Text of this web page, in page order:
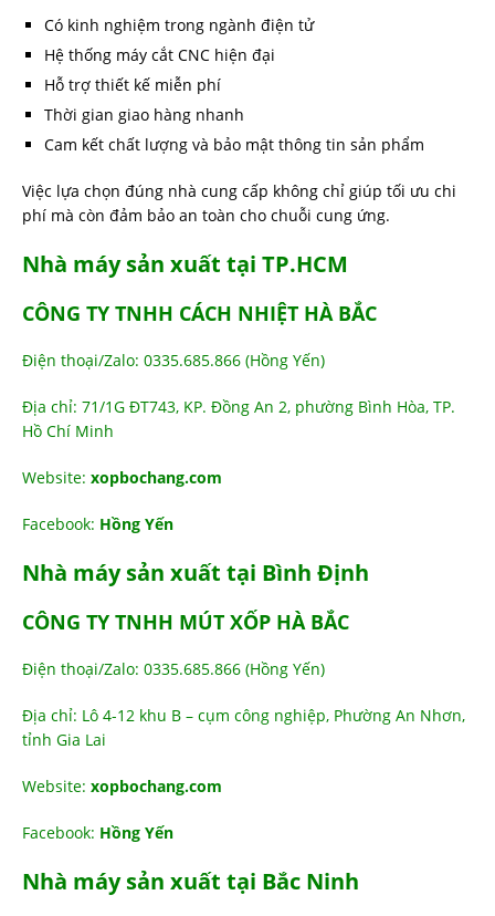
Có kinh nghiệm trong ngành điện tử
Hệ thống máy cắt CNC hiện đại
Hỗ trợ thiết kế miễn phí
Thời gian giao hàng nhanh
Cam kết chất lượng và bảo mật thông tin sản phẩm
Việc lựa chọn đúng nhà cung cấp không chỉ giúp tối ưu chi
phí mà còn đảm bảo an toàn cho chuỗi cung ứng.
Nhà máy sản xuất tại TP.HCM
CÔNG TY TNHH CÁCH NHIỆT HÀ BẮC
Điện thoại/Zalo: 0335.685.866 (Hồng Yến)
Địa chỉ: 71/1G ĐT743, KP. Đồng An 2, phường Bình Hòa, TP.
Hồ Chí Minh
Website: xopbochang.com
Facebook: Hồng Yến
Nhà máy sản xuất tại Bình Định
CÔNG TY TNHH MÚT XỐP HÀ BẮC
Điện thoại/Zalo: 0335.685.866 (Hồng Yến)
Địa chỉ: Lô 4-12 khu B – cụm công nghiệp, Phường An Nhơn,
tỉnh Gia Lai
Website: xopbochang.com
Facebook: Hồng Yến
Nhà máy sản xuất tại Bắc Ninh